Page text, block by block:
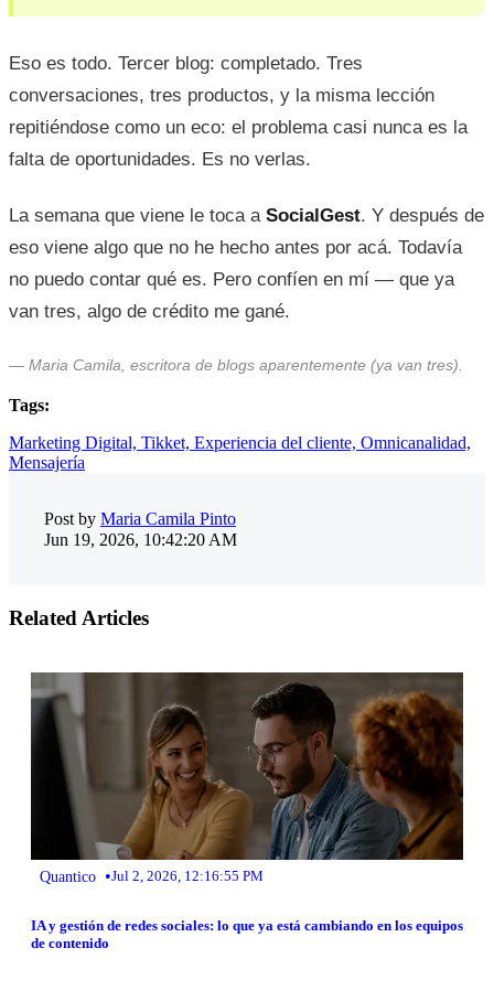
Eso es todo. Tercer blog: completado. Tres
conversaciones, tres productos, y la misma lección
repitiéndose como un eco: el problema casi nunca es la
falta de oportunidades. Es no verlas.
La semana que viene le toca a SocialGest. Y después de
eso viene algo que no he hecho antes por acá. Todavía
no puedo contar qué es. Pero confíen en mí — que ya
van tres, algo de crédito me gané.
— Maria Camila, escritora de blogs aparentemente (ya van tres).
Tags:
Marketing Digital, Tikket, Experiencia del cliente, Omnicanalidad,
Mensajería
Post by Maria Camila Pinto
Jun 19, 2026, 10:42:20 AM
Related Articles
Quantico •Jul 2, 2026, 12:16:55 PM
IA y gestión de redes sociales: lo que ya está cambiando en los equipos
de contenido